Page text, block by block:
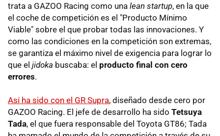
trata a GAZOO Racing como una lean startup, en la que
el coche de competición es el "Producto Mínimo
Viable" sobre el que probar todas las innovaciones. Y
como las condiciones en la competición son extremas,
se garantiza el máximo nivel de exigencia para lograr lo
que el jidoka buscaba: el producto final con cero
errores.
Así ha sido con el GR Supra, diseñado desde cero por
GAZOO Racing. El jefe de desarrollo ha sido Tetsuya
Tada, el que fuera responsable del Toyota GT86; Tada